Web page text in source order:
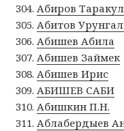
Абиров Таракул
Абитов
Абишев Абила
Абишев Займек
Абишев Ирис
АБИШЕВ САБИ
Абишкин П.Н.
Аблабердыев